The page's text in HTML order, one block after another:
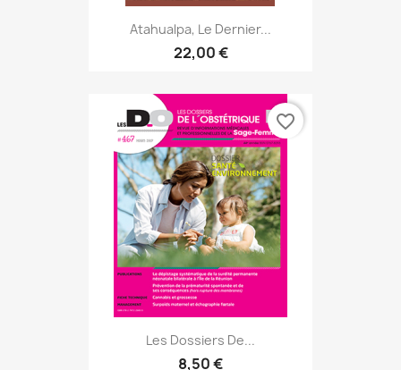
Atahualpa, Le Dernier...
22,00 €
Les Dossiers De...
8,50 €
favorite_border